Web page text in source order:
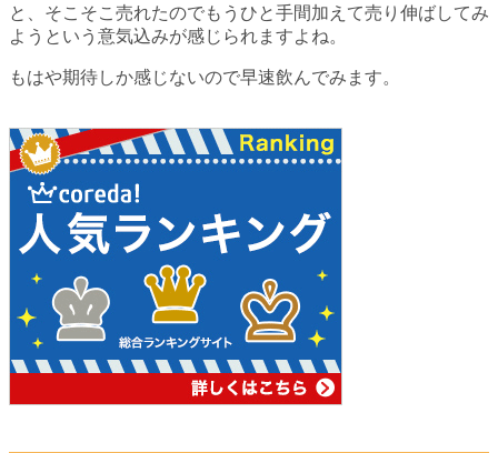
と、そこそこ売れたのでもうひと手間加えて売り伸ばしてみ
ようという意気込みが感じられますよね。
もはや期待しか感じないので早速飲んでみます。